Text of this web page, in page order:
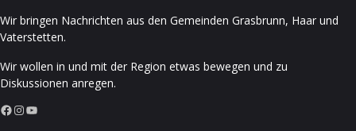
Wir bringen Nachrichten aus den Gemeinden Grasbrunn, Haar und
Vaterstetten.
Wir wollen in und mit der Region etwas bewegen und zu
Diskussionen anregen.
Facebook InstagramYouTube